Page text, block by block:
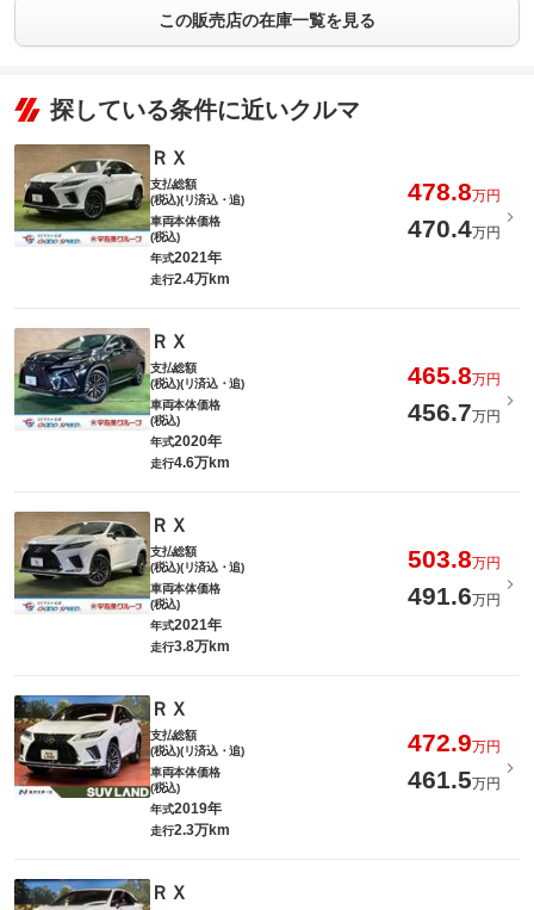
この販売店の在庫一覧を見る
探している条件に近いクルマ
ＲＸ
支払総額
(税込)(リ済込・追)
478.8万円
車両本体価格
(税込)
470.4万円
年式2021年
走行2.4万km
ＲＸ
支払総額
(税込)(リ済込・追)
465.8万円
車両本体価格
(税込)
456.7万円
年式2020年
走行4.6万km
ＲＸ
支払総額
(税込)(リ済込・追)
503.8万円
車両本体価格
(税込)
491.6万円
年式2021年
走行3.8万km
ＲＸ
支払総額
(税込)(リ済込・追)
472.9万円
車両本体価格
(税込)
461.5万円
年式2019年
走行2.3万km
ＲＸ